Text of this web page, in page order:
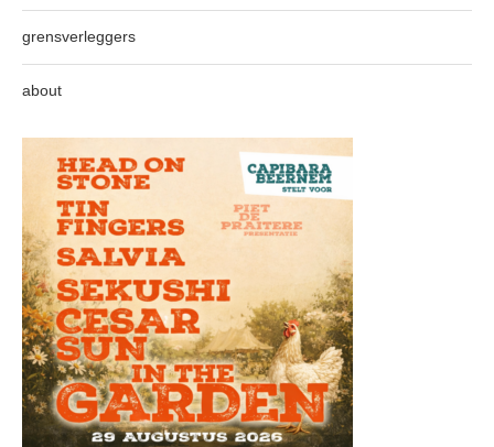
grensverleggers
about